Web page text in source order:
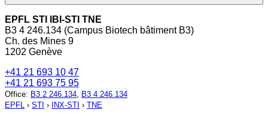
EPFL STI IBI-STI TNE
B3 4 246.134 (Campus Biotech bâtiment B3)
Ch. des Mines 9
1202 Genève
+41 21 693 10 47
+41 21 693 75 95
Office: B3 2 246.134, B3 4 246.134
EPFL › STI › INX-STI › TNE